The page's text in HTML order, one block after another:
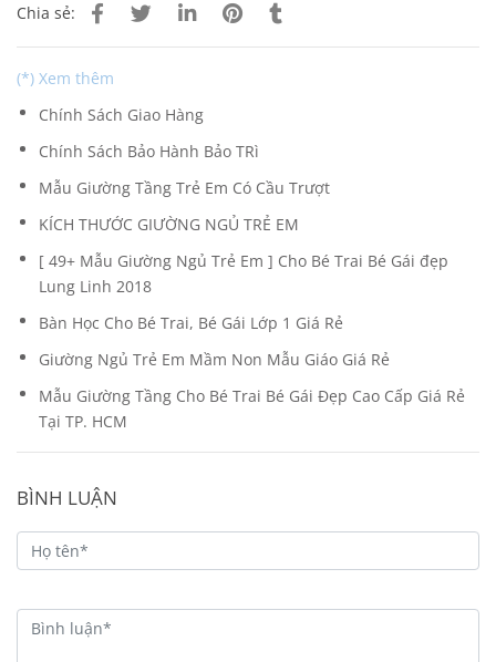
Chia sẻ:
(*) Xem thêm
Chính Sách Giao Hàng
Chính Sách Bảo Hành Bảo TRì
Mẫu Giường Tầng Trẻ Em Có Cầu Trượt
KÍCH THƯỚC GIƯỜNG NGỦ TRẺ EM
[ 49+ Mẫu Giường Ngủ Trẻ Em ] Cho Bé Trai Bé Gái đẹp
Lung Linh 2018
Bàn Học Cho Bé Trai, Bé Gái Lớp 1 Giá Rẻ
Giường Ngủ Trẻ Em Mầm Non Mẫu Giáo Giá Rẻ
Mẫu Giường Tầng Cho Bé Trai Bé Gái Đẹp Cao Cấp Giá Rẻ
Tại TP. HCM
BÌNH LUẬN